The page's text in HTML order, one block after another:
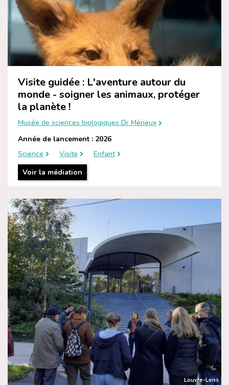
Visite guidée : L'aventure autour du
monde - soigner les animaux, protéger
la planète !
Musée de sciences biologiques Dr Mérieux
Année de lancement : 2026
Science
Visite
Enfant
Voir la médiation
Louvre-Lens